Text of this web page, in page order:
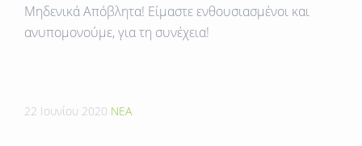
Μηδενικά Απόβλητα! Είμαστε ενθουσιασμένοι και
ανυπομονούμε, για τη συνέχεια!
22 Ιουνίου 2020 ΝΕΑ